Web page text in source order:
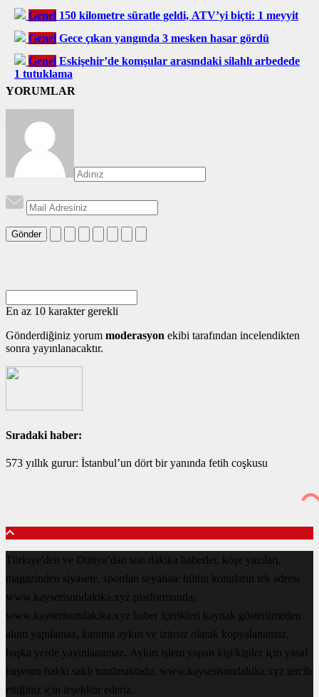
Genel 150 kilometre süratle geldi, ATV’yi biçti: 1 meyyit
Genel Gece çıkan yangında 3 mesken hasar gördü
Genel Eskişehir’de komşular arasındaki silahlı arbedede
1 tutuklama
YORUMLAR
Gönder
En az 10 karakter gerekli
Gönderdiğiniz yorum moderasyon ekibi tarafından incelendikten
sonra yayınlanacaktır.
Sıradaki haber:
573 yıllık gurur: İstanbul’un dört bir yanında fetih coşkusu
Türkiye'den ve Dünya’dan son dakika haberler, köşe yazıları,
magazinden siyasete, spordan seyahate bütün konuların tek adresi
www.kayserisondakika.xyz platformunda;
www.kayserisondakika.xyz haber içerikleri kaynak gösterilmeden
alıntı yapılamaz, kanuna aykırı ve izinsiz olarak kopyalanamaz,
başka yerde yayınlanamaz. Aykırı işlem yapan kişi/kişiler için yasal
başvuru hakkı saklı tutulmaktadır. www.kayserisondakika.xyz tercih
ettiğiniz için teşekkür ederiz.